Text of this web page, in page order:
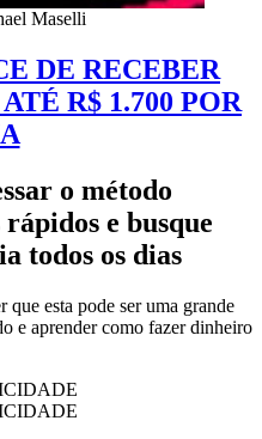
Maselli
DE RECEBER
R$ 1.700 POR
o método
e busque
todos os dias
que esta pode ser uma grande
e aprender como fazer dinheiro